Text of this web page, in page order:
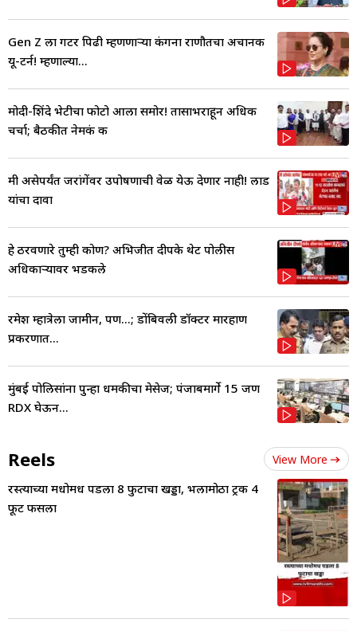
Gen Z ला गटर पिढी म्हणणाऱ्या कंगना राणौतचा अचानक
यू-टर्न! म्हणाल्या...
मोदी-शिंदे भेटीचा फोटो आला समोर! तासाभराहून अधिक
चर्चा; बैठकीत नेमकं क
मी असेपर्यंत जरांगेंवर उपोषणाची वेळ येऊ देणार नाही! लाड
यांचा दावा
हे ठरवणारे तुम्ही कोण? अभिजीत दीपके थेट पोलीस
अधिकाऱ्यावर भडकले
रमेश म्हात्रेला जामीन, पण...; डोंबिवली डॉक्टर मारहाण
प्रकरणात...
मुंबई पोलिसांना पुन्हा धमकीचा मेसेज; पंजाबमार्गे 15 जण
RDX घेऊन...
Reels View More
रस्त्याच्या मधोमध पडला 8 फुटाचा खड्डा, भलामोठा ट्रक 4
फूट फसला